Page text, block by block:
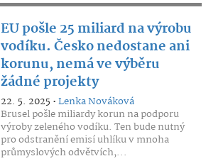
EU pošle 25 miliard na výrobu
vodíku. Česko nedostane ani
korunu, nemá ve výběru
žádné projekty
22. 5. 2025 •Lenka Nováková
Brusel pošle miliardy korun na podporu
výroby zeleného vodíku. Ten bude nutný
pro odstranění emisí uhlíku v mnoha
průmyslových odvětvích,...